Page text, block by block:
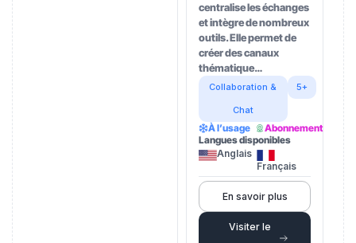
centralise les échanges
et intègre de nombreux
outils. Elle permet de
créer des canaux
thématique…
Collaboration &
Chat
5+
À l’usage
Abonnement
Langues disponibles
Anglais
Français
En savoir plus
Visiter le